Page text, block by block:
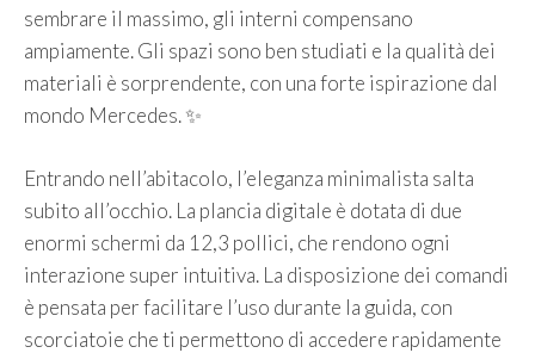
sembrare il massimo, gli interni compensano
ampiamente. Gli spazi sono ben studiati e la qualità dei
materiali è sorprendente, con una forte ispirazione dal
mondo Mercedes. ✨
Entrando nell’abitacolo, l’eleganza minimalista salta
subito all’occhio. La plancia digitale è dotata di due
enormi schermi da 12,3 pollici, che rendono ogni
interazione super intuitiva. La disposizione dei comandi
è pensata per facilitare l’uso durante la guida, con
scorciatoie che ti permettono di accedere rapidamente